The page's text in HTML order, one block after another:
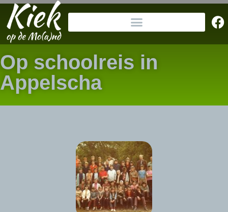
Op schoolreis in
Appelscha